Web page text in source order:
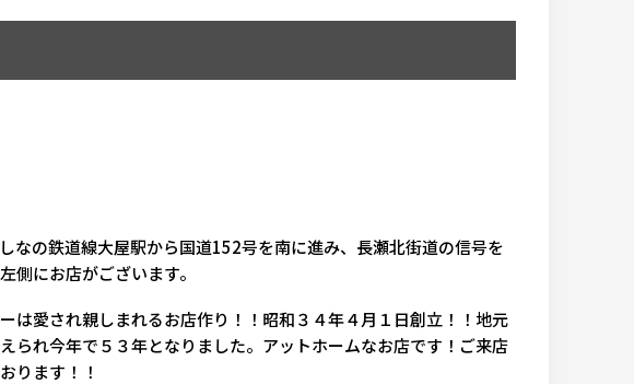
なの鉄道線大屋駅から国道152号を南に進み、長瀬北街道の信号を
側にお店がございます。
は愛され親しまれるお店作り！！昭和３４年４月１日創立！！地元
られ今年で５３年となりました。アットホームなお店です！ご来店
ります！！